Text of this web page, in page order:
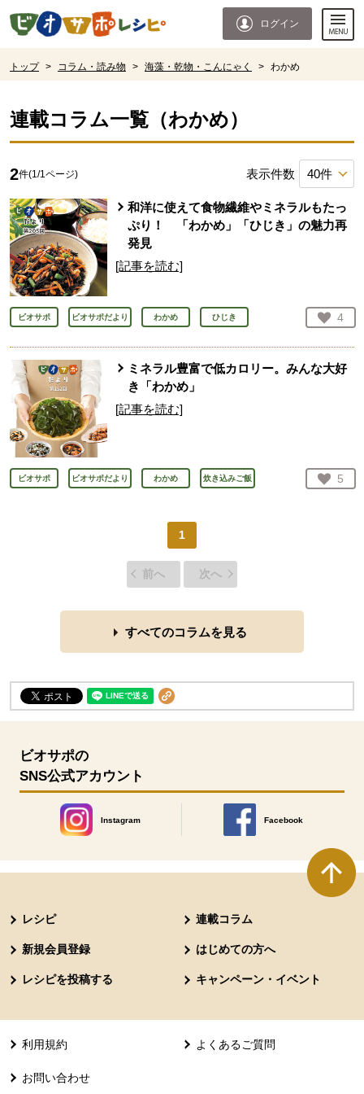
ページの先頭です。
ログイン
トップ > コラム・読み物 > 海藻・乾物・こんにゃく > わかめ
連載コラム一覧（わかめ）
2件(1 /1 ページ) 表示件数
和洋に使えて食物繊維やミネラルもたっ
ぷり！ 「わかめ」「ひじき」の魅力再
発見
[記事を読む]
ビオサポ ビオサポだより わかめ ひじき お気
4
人
ミネラル豊富で低カロリー。みんな大好
き「わかめ」
[記事を読む]
ビオサポ ビオサポだより わかめ 炊き込みご飯 お気
5
人
1
前へ 次へ
すべてのコラムを見る
ビオサポの
SNS公式アカウント
Instagram
別のウィンドウで開きます。
Facebook
別のウィンドウで開きます
レシピ 連載コラム
新規会員登録 はじめての方へ
レシピを投稿する キャンペーン・イベント
利用規約 よくあるご質問
お問い合わせ